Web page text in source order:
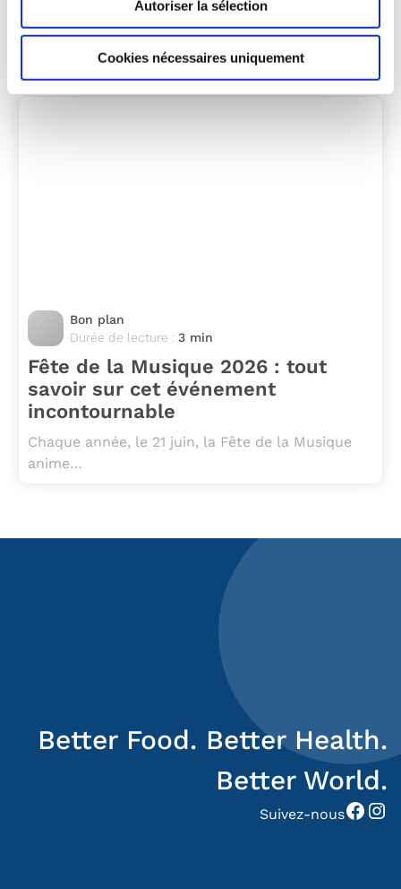
Autoriser la sélection
Cookies nécessaires uniquement
Un événement planétaire et festif
Tous les quatre ans, la Coupe du Monde de
football fait…
Bon plan
Durée de lecture : 3 min
Fête de la Musique 2026 : tout
savoir sur cet événement
incontournable
Chaque année, le 21 juin, la Fête de la Musique
anime…
Better Food. Better Health.
Better World.
Suivez-nousFacebook Instagram